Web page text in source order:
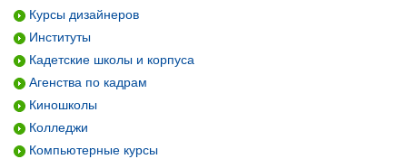
Курсы дизайнеров
Институты
Кадетские школы и корпуса
Агенства по кадрам
Киношколы
Колледжи
Компьютерные курсы